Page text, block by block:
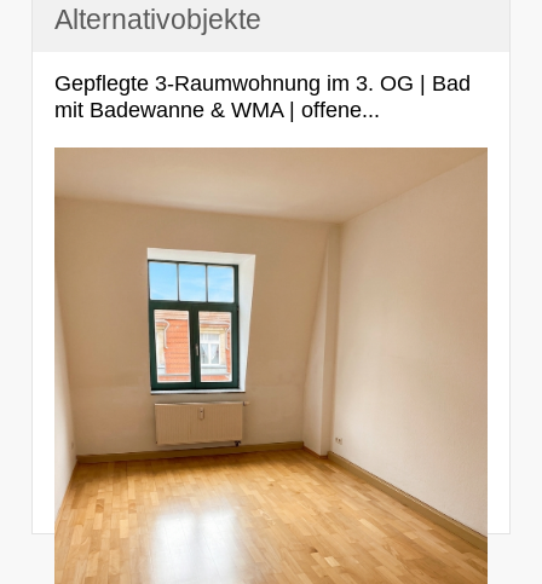
Alternativobjekte
Gepflegte 3-Raumwohnung im 3. OG | Bad
mit Badewanne & WMA | offene...